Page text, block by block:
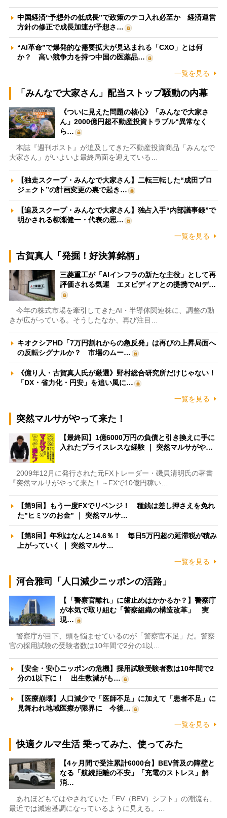
中国経済“予想外の低成長”で政策のテコ入れ必至か 経済運営
方針の修正で成長加速が予想さ…
“AI革命”で爆発的な需要拡大が見込まれる「CXO」とは何
か？ 高い競争力を持つ中国の医薬品…
一覧を見る
「みんなで大家さん」配当ストップ騒動の内幕
《ついに見えた問題の核心》「みんなで大家さ
ん」2000億円超不動産投資トラブル“異常なく
ら…
本誌『週刊ポスト』が追及してきた不動産投資商品「みんなで
大家さん」がいよいよ最終局面を迎えている…
【独走スクープ・みんなで大家さん】二転三転した“成田プロ
ジェクト”の計画変更の裏で起き…
【追及スクープ・みんなで大家さん】独占入手“内部議事録”で
明かされる柳瀬健一・代表の思…
一覧を見る
古賀真人「発掘！好決算銘柄」
三菱重工が「AIインフラの新たな主役」として再
評価される気運 エヌビディアとの提携でAIデ…
今年の株式市場を牽引してきたAI・半導体関連株に、調整の動
きが広がっている。そうしたなか、再び注目…
キオクシアHD「7万円割れからの急反発」は再びの上昇局面へ
の反転シグナルか？ 市場のムー…
《億り人・古賀真人氏が厳選》野村総合研究所だけじゃない！
「DX・省力化・円安」を追い風に…
一覧を見る
突然マルサがやって来た！
【最終回】1億6000万円の負債と引き換えに手に
入れたプライスレスな経験 ｜ 突然マルサがや…
2009年12月に発行された元FXトレーダー・磯貝清明氏の著書
『突然マルサがやって来た！～FXで10億円稼い…
【第9回】もう一度FXでリベンジ！ 種銭は差し押さえを免れ
た”ヒミツのお金” ｜ 突然マルサ…
【第8回】年利はなんと14.6％！ 毎日5万円超の延滞税が積み
上がっていく ｜ 突然マルサ…
一覧を見る
河合雅司「人口減少ニッポンの活路」
【「警察官離れ」に歯止めはかかるか？】警察庁
が本気で取り組む「警察組織の構造改革」 実
現…
警察庁が目下、頭を悩ませているのが「警察官不足」だ。警察
官の採用試験の受験者数は10年間で2分の1以…
【安全・安心ニッポンの危機】採用試験受験者数は10年間で2
分の1以下に！ 出生数減がも…
【医療崩壊】人口減少で「医師不足」に加えて「患者不足」に
見舞われ地域医療が限界に 今後…
一覧を見る
快適クルマ生活 乗ってみた、使ってみた
【4ヶ月間で受注累計6000台】BEV普及の障壁と
なる「航続距離の不安」「充電のストレス」解
消…
あれほどもてはやされていた「EV（BEV）シフト」の潮流も、
最近では減速基調になっているように見える。…